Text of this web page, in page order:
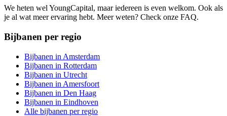
We heten wel YoungCapital, maar iedereen is even welkom. Ook als
je al wat meer ervaring hebt. Meer weten? Check onze FAQ.
Bijbanen per regio
Bijbanen in Amsterdam
Bijbanen in Rotterdam
Bijbanen in Utrecht
Bijbanen in Amersfoort
Bijbanen in Den Haag
Bijbanen in Eindhoven
Alle bijbanen per regio